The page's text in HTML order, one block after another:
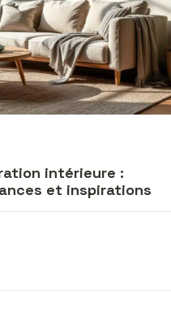
intérieure :
et inspirations